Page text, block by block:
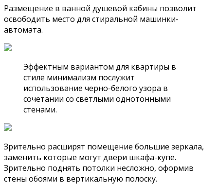
Размещение в ванной душевой кабины позволит
освободить место для стиральной машинки-
автомата.
Эффектным вариантом для квартиры в
стиле минимализм послужит
использование черно-белого узора в
сочетании со светлыми однотонными
стенами.
Зрительно расширят помещение большие зеркала,
заменить которые могут двери шкафа-купе.
Зрительно поднять потолки несложно, оформив
стены обоями в вертикальную полоску.